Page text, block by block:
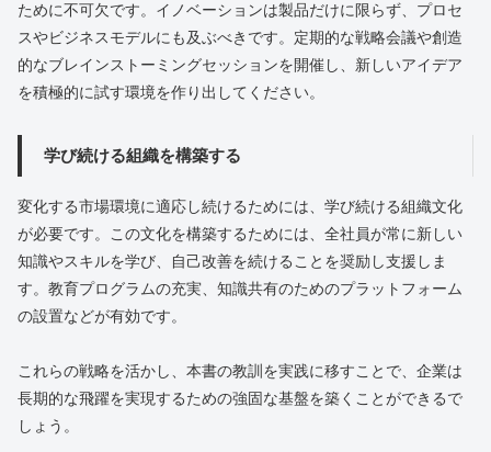
ために不可欠です。イノベーションは製品だけに限らず、プロセ
スやビジネスモデルにも及ぶべきです。定期的な戦略会議や創造
的なブレインストーミングセッションを開催し、新しいアイデア
を積極的に試す環境を作り出してください。
学び続ける組織を構築する
変化する市場環境に適応し続けるためには、学び続ける組織文化
が必要です。この文化を構築するためには、全社員が常に新しい
知識やスキルを学び、自己改善を続けることを奨励し支援しま
す。教育プログラムの充実、知識共有のためのプラットフォーム
の設置などが有効です。
これらの戦略を活かし、本書の教訓を実践に移すことで、企業は
長期的な飛躍を実現するための強固な基盤を築くことができるで
しょう。